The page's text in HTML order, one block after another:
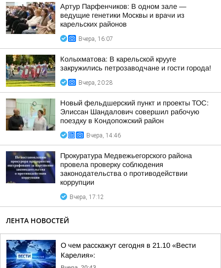
Артур Парфенчиков: В одном зале —
ведущие генетики Москвы и врачи из
карельских районов
Вчера, 16:07
Колыхматова: В карельской крууге
закружились петрозаводчане и гости города!
Вчера, 20:28
Новый фельдшерский пункт и проекты ТОС:
Элиссан Шандалович совершил рабочую
поездку в Кондопожский район
Вчера, 14:46
Прокуратура Медвежьегорского района
провела проверку соблюдения
законодательства о противодействии
коррупции
Вчера, 17:12
ЛЕНТА НОВОСТЕЙ
О чем расскажут сегодня в 21.10 «Вести
Карелия»: